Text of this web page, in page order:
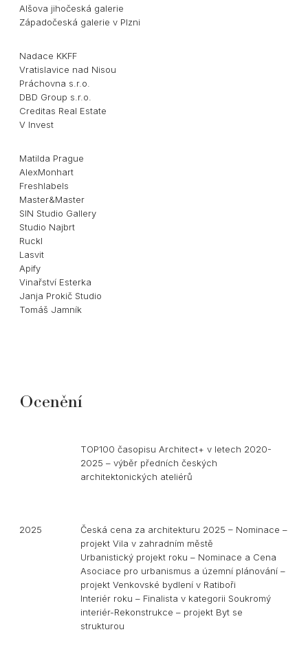
Alšova jihočeská galerie
Západočeská galerie v Plzni
Nadace KKFF
Vratislavice nad Nisou
Práchovna s.r.o.
DBD Group s.r.o.
Creditas Real Estate
V Invest
Matilda Prague
AlexMonhart
Freshlabels
Master&Master
SIN Studio Gallery
Studio Najbrt
Ruckl
Lasvit
Apify
Vinařství Esterka
Janja Prokič Studio
Tomáš Jamník
Ocenění
TOP100 časopisu Architect+ v letech 2020-
2025 – výběr předních českých
architektonických ateliérů
2025
Česká cena za architekturu 2025 – Nominace –
projekt Vila v zahradním městě
Urbanistický projekt roku – Nominace a Cena
Asociace pro urbanismus a územní plánování –
projekt Venkovské bydlení v Ratiboři
Interiér roku – Finalista v kategorii Soukromý
interiér-Rekonstrukce – projekt Byt se
strukturou